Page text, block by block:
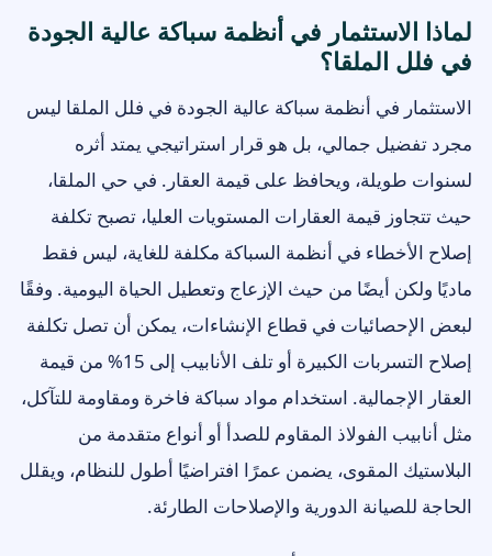
لماذا الاستثمار في أنظمة سباكة عالية الجودة
في فلل الملقا؟
الاستثمار في أنظمة سباكة عالية الجودة في فلل الملقا ليس
مجرد تفضيل جمالي، بل هو قرار استراتيجي يمتد أثره
لسنوات طويلة، ويحافظ على قيمة العقار. في حي الملقا،
حيث تتجاوز قيمة العقارات المستويات العليا، تصبح تكلفة
إصلاح الأخطاء في أنظمة السباكة مكلفة للغاية، ليس فقط
ماديًا ولكن أيضًا من حيث الإزعاج وتعطيل الحياة اليومية. وفقًا
لبعض الإحصائيات في قطاع الإنشاءات، يمكن أن تصل تكلفة
إصلاح التسربات الكبيرة أو تلف الأنابيب إلى 15% من قيمة
العقار الإجمالية. استخدام مواد سباكة فاخرة ومقاومة للتآكل،
مثل أنابيب الفولاذ المقاوم للصدأ أو أنواع متقدمة من
البلاستيك المقوى، يضمن عمرًا افتراضيًا أطول للنظام، ويقلل
الحاجة للصيانة الدورية والإصلاحات الطارئة.